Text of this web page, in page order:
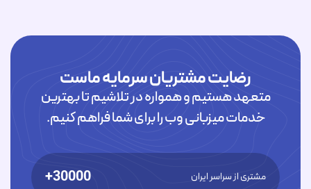
رضایت مشتریان سرمایه ماست
متعهد هستیم و همواره در تلاشیم تا بهترین
خدمات میزبانی وب را برای شما فراهم کنیم.
مشتری از سراسر ایران 30000+